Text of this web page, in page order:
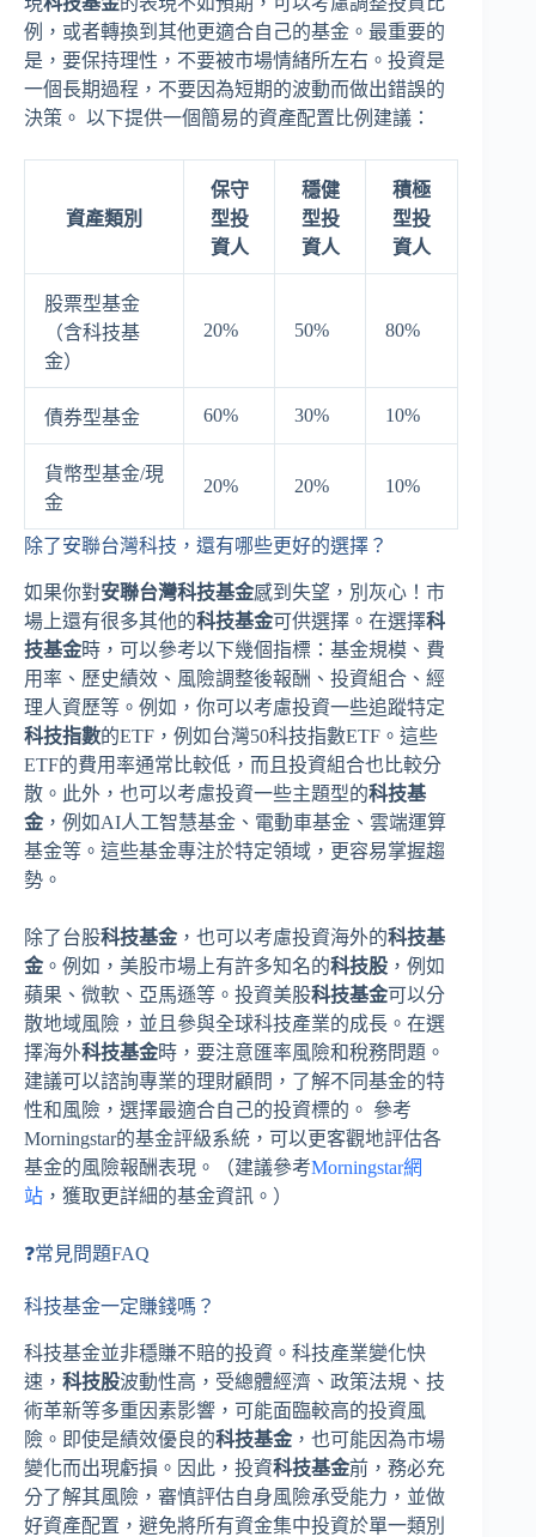
例，或者轉換到其他更適合自己的基金。最重要的
是，要保持理性，不要被市場情緒所左右。投資是
一個長期過程，不要因為短期的波動而做出錯誤的
決策。 以下提供一個簡易的資產配置比例建議：
資產類別
保守
型投
資人
穩健
型投
資人
積極
型投
資人
股票型基金
（含科技基
金）
20% 50% 80%
債券型基金 60% 30% 10%
貨幣型基金/現
金
20% 20% 10%
除了安聯台灣科技，還有哪些更好的選擇？
如果你對安聯台灣科技基金感到失望，別灰心！市
場上還有很多其他的科技基金可供選擇。在選擇科
技基金時，可以參考以下幾個指標：基金規模、費
用率、歷史績效、風險調整後報酬、投資組合、經
理人資歷等。例如，你可以考慮投資一些追蹤特定
科技指數的ETF，例如台灣50科技指數ETF。這些
ETF的費用率通常比較低，而且投資組合也比較分
散。此外，也可以考慮投資一些主題型的科技基
金 ，例如AI人工智慧基金、電動車基金、雲端運算
基金等。這些基金專注於特定領域，更容易掌握趨
勢。
除了台股科技基金 ，也可以考慮投資海外的科技基
金 。例如，美股市場上有許多知名的科技股 ，例如
蘋果、微軟、亞馬遜等。投資美股科技基金可以分
散地域風險，並且參與全球科技產業的成長。在選
擇海外科技基金時，要注意匯率風險和稅務問題。
建議可以諮詢專業的理財顧問，了解不同基金的特
性和風險，選擇最適合自己的投資標的。 參考
Morningstar的基金評級系統，可以更客觀地評估各
基金的風險報酬表現。（建議參考Morningstar網
站 ，獲取更詳細的基金資訊。）
❓常見問題FAQ
科技基金一定賺錢嗎？
科技基金並非穩賺不賠的投資。科技產業變化快
速， 科技股波動性高，受總體經濟、政策法規、技
術革新等多重因素影響，可能面臨較高的投資風
險。即使是績效優良的科技基金 ，也可能因為市場
變化而出現虧損。因此，投資科技基金前，務必充
分了解其風險，審慎評估自身風險承受能力，並做
好資產配置，避免將所有資金集中投資於單一類別